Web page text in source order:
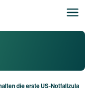
die erste US-